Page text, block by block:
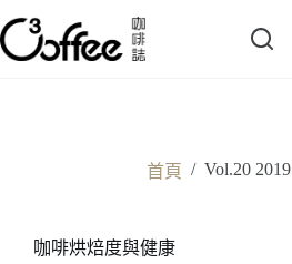
跳
至
主
首頁 / Vol.20 2019
咖啡烘焙度與健康